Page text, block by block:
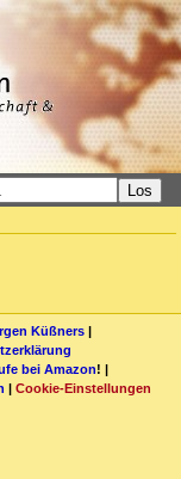
Los
Küßners |
bei Amazon! |
| Cookie-Einstellungen